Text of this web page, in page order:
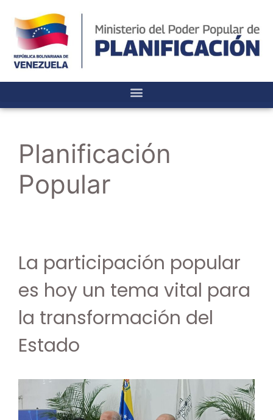
Planificación
Popular
La participación popular
es hoy un tema vital para
la transformación del
Estado